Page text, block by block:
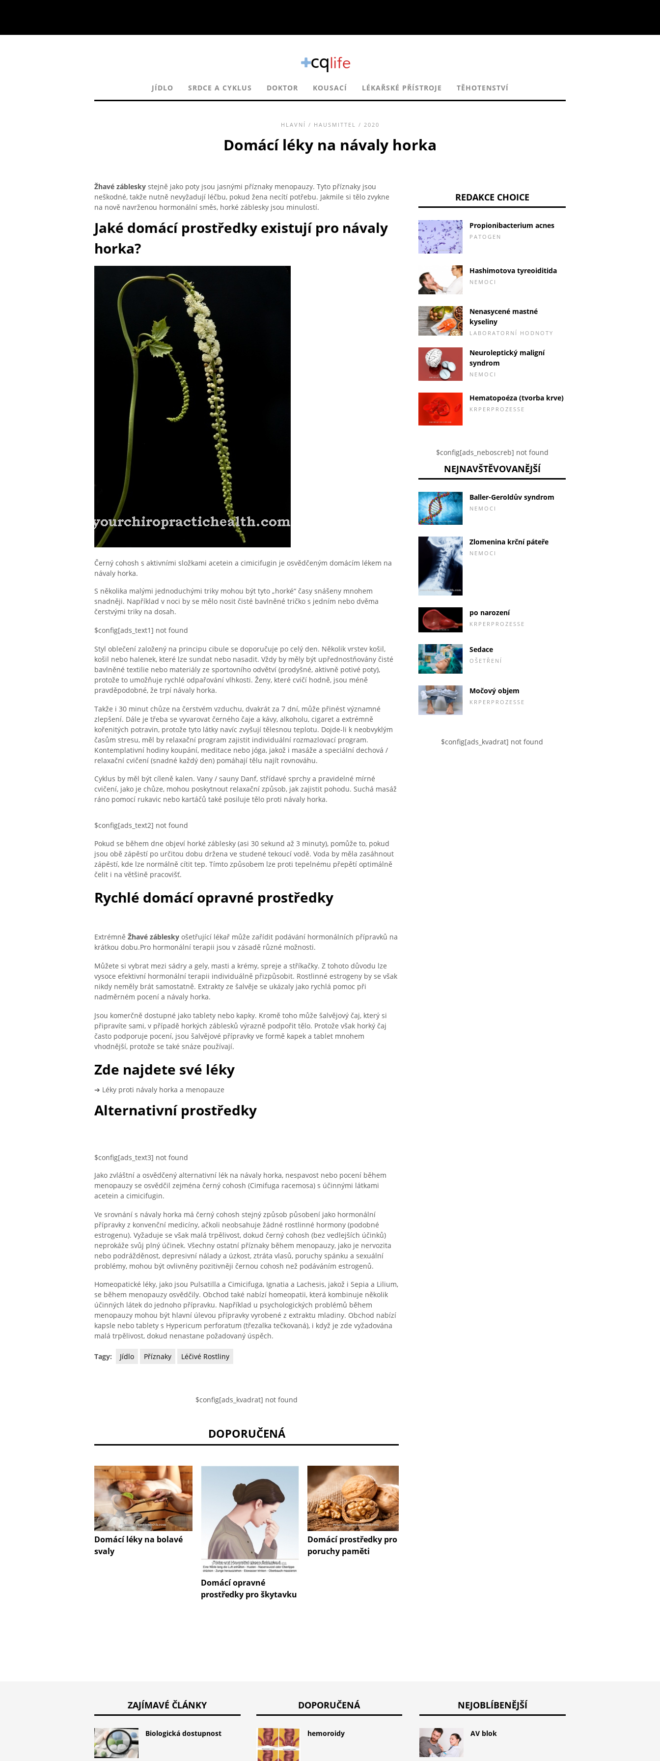
JÍDLO SRDCE A CYKLUS DOKTOR KOUSACÍ LÉKAŘSKÉ PŘÍSTROJE TĚHOTENSTVÍ
HLAVNÍ / HAUSMITTEL / 2020
Domácí léky na návaly horka
Žhavé záblesky stejně jako poty jsou jasnými příznaky menopauzy. Tyto příznaky jsou
neškodné, takže nutně nevyžadují léčbu, pokud žena necítí potřebu. Jakmile si tělo zvykne
na nově navrženou hormonální směs, horké záblesky jsou minulostí.
Jaké domácí prostředky existují pro návaly
horka?
Černý cohosh s aktivními složkami acetein a cimicifugin je osvědčeným domácím lékem na
návaly horka.
S několika malými jednoduchými triky mohou být tyto „horké“ časy snášeny mnohem
snadněji. Například v noci by se mělo nosit čisté bavlněné tričko s jedním nebo dvěma
čerstvými triky na dosah.
$config[ads_text1] not found
Styl oblečení založený na principu cibule se doporučuje po celý den. Několik vrstev košil,
košil nebo halenek, které lze sundat nebo nasadit. Vždy by měly být upřednostňovány čisté
bavlněné textilie nebo materiály ze sportovního odvětví (prodyšné, aktivně potivé poty),
protože to umožňuje rychlé odpařování vlhkosti. Ženy, které cvičí hodně, jsou méně
pravděpodobné, že trpí návaly horka.
Takže i 30 minut chůze na čerstvém vzduchu, dvakrát za 7 dní, může přinést významné
zlepšení. Dále je třeba se vyvarovat černého čaje a kávy, alkoholu, cigaret a extrémně
kořenitých potravin, protože tyto látky navíc zvyšují tělesnou teplotu. Dojde-li k neobvyklým
časům stresu, měl by relaxační program zajistit individuální rozmazlovací program.
Kontemplativní hodiny koupání, meditace nebo jóga, jakož i masáže a speciální dechová /
relaxační cvičení (snadné každý den) pomáhají tělu najít rovnováhu.
Cyklus by měl být cíleně kalen. Vany / sauny Danf, střídavé sprchy a pravidelné mírné
cvičení, jako je chůze, mohou poskytnout relaxační způsob, jak zajistit pohodu. Suchá masáž
ráno pomocí rukavic nebo kartáčů také posiluje tělo proti návaly horka.
$config[ads_text2] not found
Pokud se během dne objeví horké záblesky (asi 30 sekund až 3 minuty), pomůže to, pokud
jsou obě zápěstí po určitou dobu držena ve studené tekoucí vodě. Voda by měla zasáhnout
zápěstí, kde lze normálně cítit tep. Tímto způsobem lze proti tepelnému přepětí optimálně
čelit i na většině pracovišť.
Rychlé domácí opravné prostředky
Extrémně Žhavé záblesky ošetřující lékař může zařídit podávání hormonálních přípravků na
krátkou dobu.Pro hormonální terapii jsou v zásadě různé možnosti.
Můžete si vybrat mezi sádry a gely, masti a krémy, spreje a stříkačky. Z tohoto důvodu lze
vysoce efektivní hormonální terapii individuálně přizpůsobit. Rostlinné estrogeny by se však
nikdy neměly brát samostatně. Extrakty ze šalvěje se ukázaly jako rychlá pomoc při
nadměrném pocení a návaly horka.
Jsou komerčně dostupné jako tablety nebo kapky. Kromě toho může šalvějový čaj, který si
připravíte sami, v případě horkých záblesků výrazně podpořit tělo. Protože však horký čaj
často podporuje pocení, jsou šalvějové přípravky ve formě kapek a tablet mnohem
vhodnější, protože se také snáze používají.
Zde najdete své léky
➔ Léky proti návaly horka a menopauze
Alternativní prostředky
$config[ads_text3] not found
Jako zvláštní a osvědčený alternativní lék na návaly horka, nespavost nebo pocení během
menopauzy se osvědčil zejména černý cohosh (Cimifuga racemosa) s účinnými látkami
acetein a cimicifugin.
Ve srovnání s návaly horka má černý cohosh stejný způsob působení jako hormonální
přípravky z konvenční medicíny, ačkoli neobsahuje žádné rostlinné hormony (podobné
estrogenu). Vyžaduje se však malá trpělivost, dokud černý cohosh (bez vedlejších účinků)
neprokáže svůj plný účinek. Všechny ostatní příznaky během menopauzy, jako je nervozita
nebo podrážděnost, depresivní nálady a úzkost, ztráta vlasů, poruchy spánku a sexuální
problémy, mohou být ovlivněny pozitivněji černou cohosh než podáváním estrogenů.
Homeopatické léky, jako jsou Pulsatilla a Cimicifuga, Ignatia a Lachesis, jakož i Sepia a Lilium,
se během menopauzy osvědčily. Obchod také nabízí homeopatii, která kombinuje několik
účinných látek do jednoho přípravku. Například u psychologických problémů během
menopauzy mohou být hlavní úlevou přípravky vyrobené z extraktu mladiny. Obchod nabízí
kapsle nebo tablety s Hypericum perforatum (třezalka tečkovaná), i když je zde vyžadována
malá trpělivost, dokud nenastane požadovaný úspěch.
Tagy: Jídlo Příznaky Léčivé Rostliny
$config[ads_kvadrat] not found
DOPORUČENÁ
Domácí léky na bolavé
svaly
Domácí opravné
prostředky pro škytavku
Domácí prostředky pro
poruchy paměti
REDAKCE CHOICE
Propionibacterium acnes
PATOGEN
Hashimotova tyreoiditida
NEMOCI
Nenasycené mastné
kyseliny
LABORATORNÍ HODNOTY
Neuroleptický maligní
syndrom
NEMOCI
Hematopoéza (tvorba krve)
KRPERPROZESSE
$config[ads_neboscreb] not found
NEJNAVŠTĚVOVANĚJŠÍ
Baller-Geroldův syndrom
NEMOCI
Zlomenina krční páteře
NEMOCI
po narození
KRPERPROZESSE
Sedace
OŠETŘENÍ
Močový objem
KRPERPROZESSE
$config[ads_kvadrat] not found
ZAJÍMAVÉ ČLÁNKY
Biologická dostupnost
DOPORUČENÁ
hemoroidy
NEJOBLÍBENĚJŠÍ
AV blok